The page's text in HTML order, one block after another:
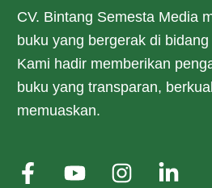
CV. Bintang Semesta Media
buku yang bergerak di
Kami hadir memberikan
buku yang transparan,
memuaskan.